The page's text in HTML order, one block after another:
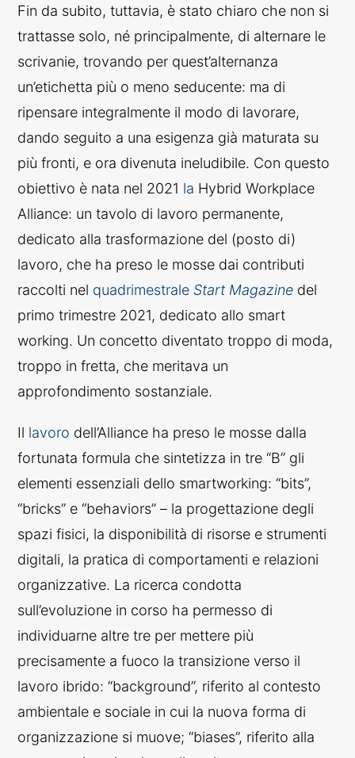
Fin da subito, tuttavia, è stato chiaro che non si
trattasse solo, né principalmente, di alternare le
scrivanie, trovando per quest’alternanza
un’etichetta più o meno seducente: ma di
ripensare integralmente il modo di lavorare,
dando seguito a una esigenza già maturata su
più fronti, e ora divenuta ineludibile. Con questo
obiettivo è nata nel 2021 la Hybrid Workplace
Alliance: un tavolo di lavoro permanente,
dedicato alla trasformazione del (posto di)
lavoro, che ha preso le mosse dai contributi
raccolti nel quadrimestrale Start Magazine del
primo trimestre 2021, dedicato allo smart
working. Un concetto diventato troppo di moda,
troppo in fretta, che meritava un
approfondimento sostanziale.
Il lavoro dell’Alliance ha preso le mosse dalla
fortunata formula che sintetizza in tre “B” gli
elementi essenziali dello smartworking: “bits”,
“bricks” e “behaviors” – la progettazione degli
spazi fisici, la disponibilità di risorse e strumenti
digitali, la pratica di comportamenti e relazioni
organizzative. La ricerca condotta
sull’evoluzione in corso ha permesso di
individuarne altre tre per mettere più
precisamente a fuoco la transizione verso il
lavoro ibrido: “background”, riferito al contesto
ambientale e sociale in cui la nuova forma di
organizzazione si muove; “biases”, riferito alla